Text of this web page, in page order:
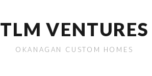
TLM VENTURES
OKANAGAN CUSTOM HOMES